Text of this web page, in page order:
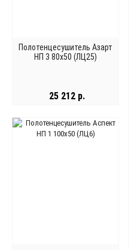
Полотенцесушитель Азарт
НП 3 80x50 (ЛЦ25)
25 212 р.